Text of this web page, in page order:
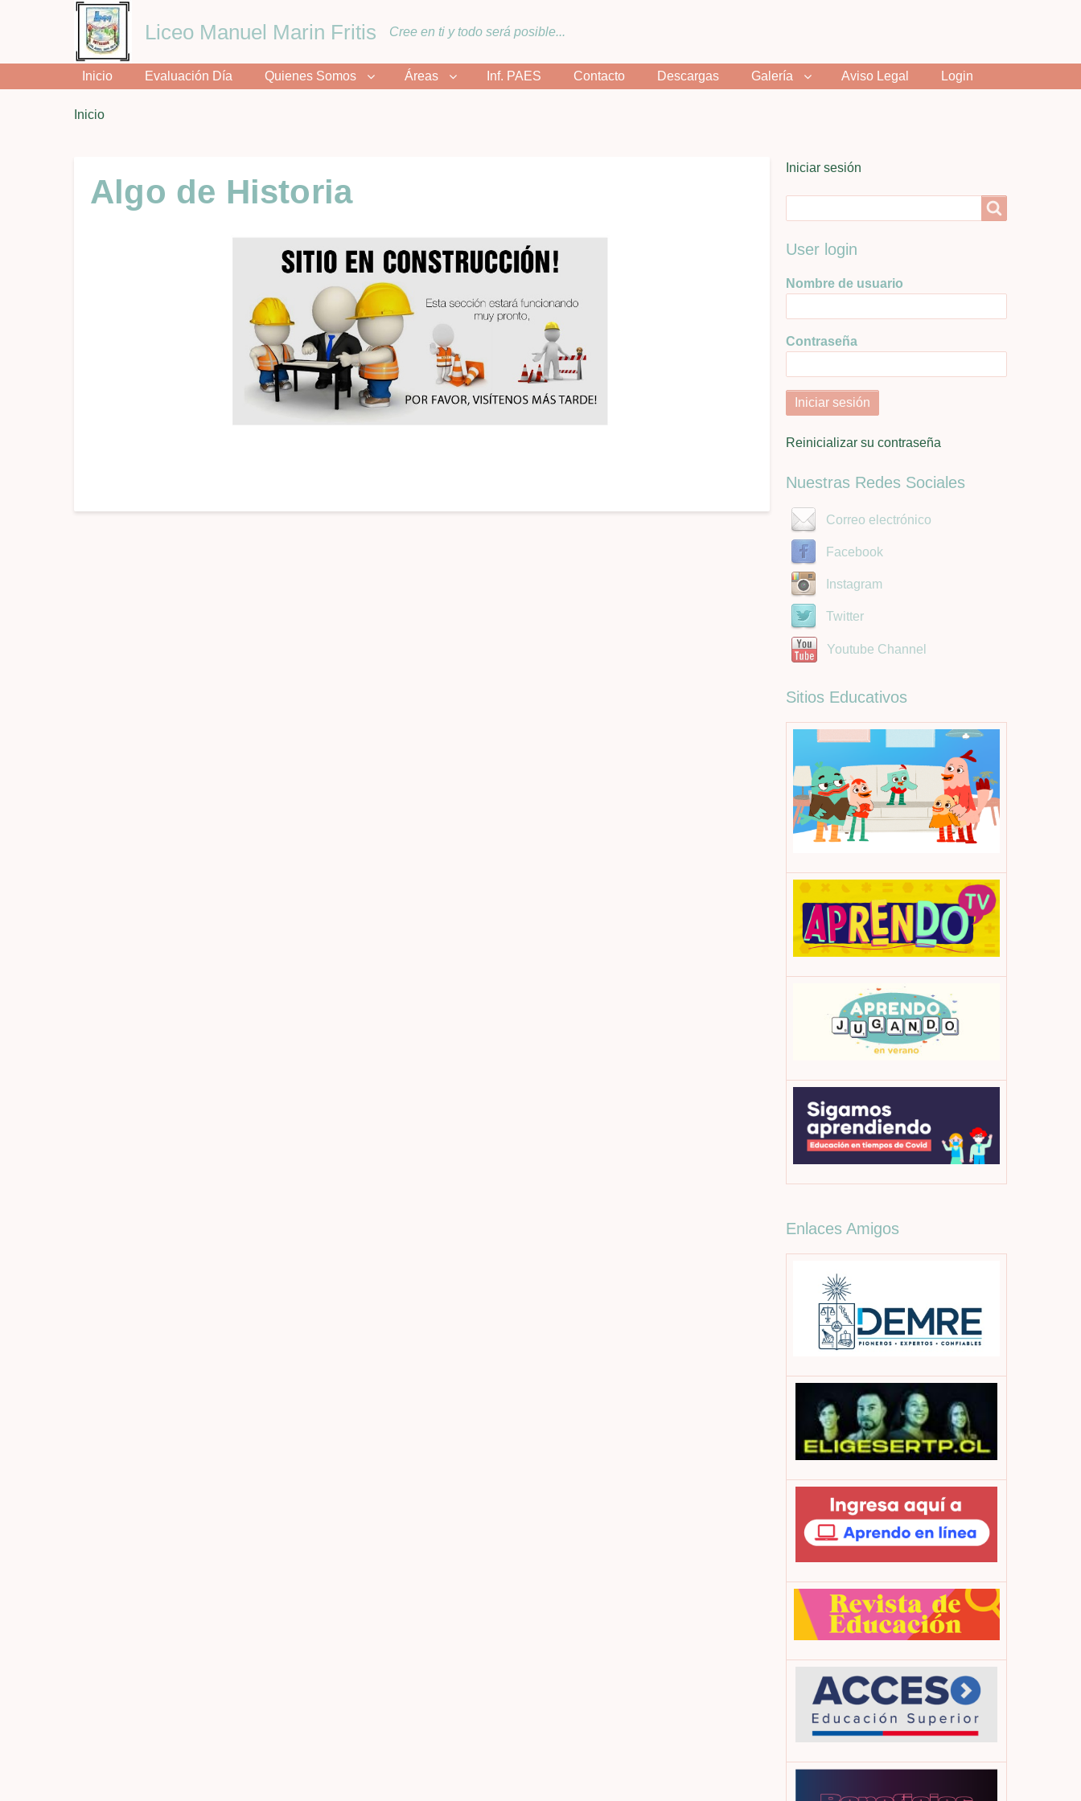
Liceo Manuel Marin Fritis Cree en ti y todo será posible...
Inicio Evaluación Día Quienes Somos Áreas Inf. PAES Contacto Descargas Galería Aviso Legal Login
Breadcrumbs
You
Inicio
Algo de Historia
User
menu
Iniciar sesión
User login
Nombre de usuario
Contraseña
Reinicializar su contraseña
Nuestras Redes Sociales
Correo electrónico
Facebook
Instagram
Twitter
Youtube Channel
Sitios Educativos
Enlaces Amigos